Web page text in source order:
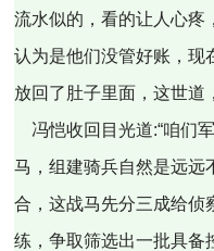
流水似的，看的让人心疼
认为是他们没管好账，现
放回了肚子里面，这世道
冯恺收回目光道:“咱们
马，组建骑兵自然是远远
合，这战马先分三成给侦
练，争取筛选出一批具备